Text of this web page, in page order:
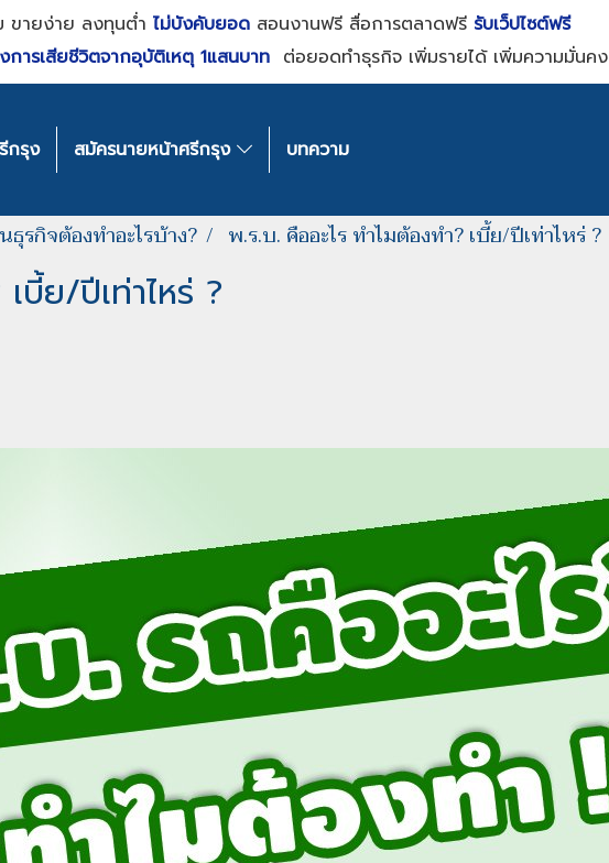
ขายง่าย ลงทุนต่ำ ไม่บังคับยอดสอนงานฟรี สื่อการตลาดฟรี รับเว็ปไซต์ฟรี
ารเสียชีวิตจากอุบัติเหตุ 1แสนบาทต่อยอดทำธุรกิจ เพิ่มรายได้ เพิ่มความมั่นคง
กรุง สมัครนายหน้าศรีกรุง บทความ
ธุรกิจต้องทำอะไรบ้าง? พ.ร.บ. คืออะไร ทำไมต้องทำ? เบี้ย/ปีเท่าไหร่ ?
บี้ย/ปีเท่าไหร่ ?